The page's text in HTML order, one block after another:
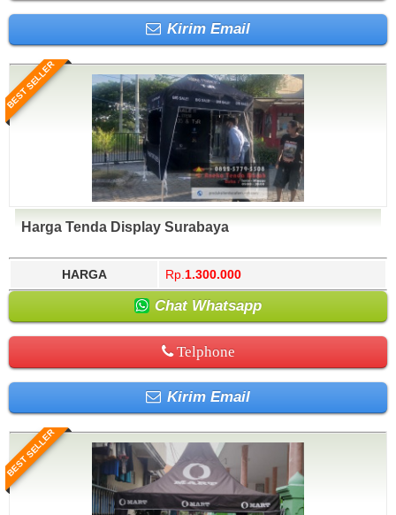
Kirim Email
BEST SELLER
Harga Tenda Display Surabaya
HARGA Rp. 1.300.000
Chat Whatsapp
Telphone
Kirim Email
BEST SELLER